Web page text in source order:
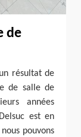
de
résultat de
de salle de
années
est en
pouvons